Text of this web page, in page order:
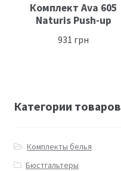
Комплект Ava 605
Naturis Push-up
931 грн
Категории товаров
Комплекты белья
Бюстгальтеры